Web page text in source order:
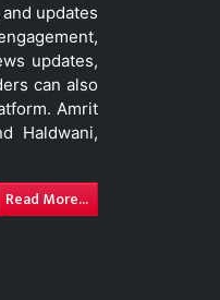
updates
updates,
can also
Amrit
Haldwani,
Read More...